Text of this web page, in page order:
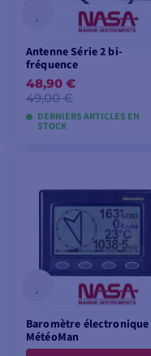
Antenne Série 2 bi-
fréquence
48,90 €
49,00 €
DERNIERS ARTICLES EN
STOCK
PANIER
Baromètre électronique
MétéoMan